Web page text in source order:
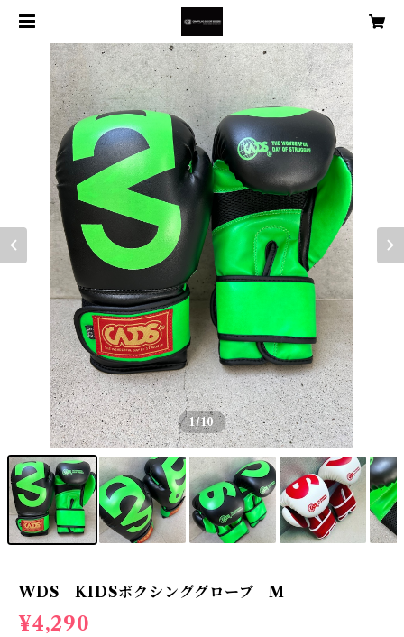
1/10
WDS KIDSボクシンググローブ M
¥4,290